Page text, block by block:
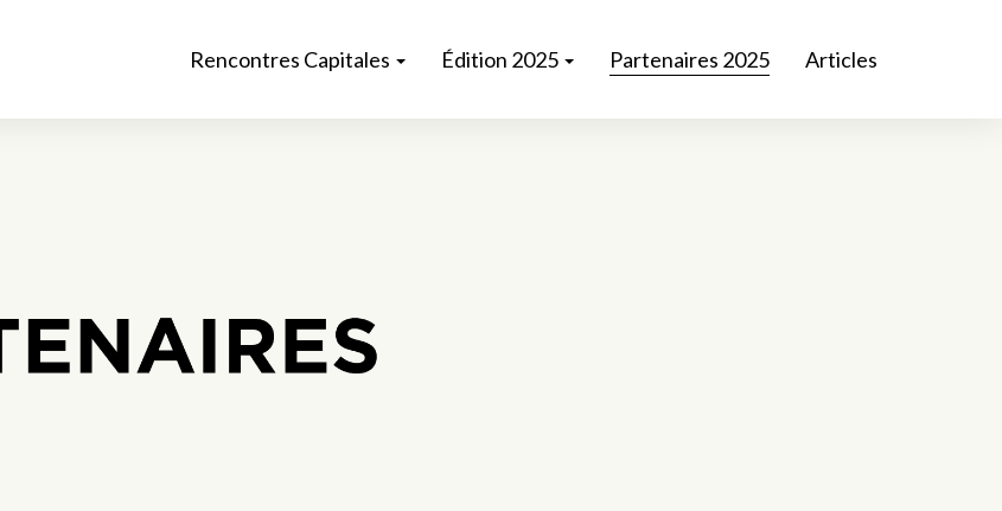
Rencontres Capitales Édition 2025 Partenaires 2025 Articles